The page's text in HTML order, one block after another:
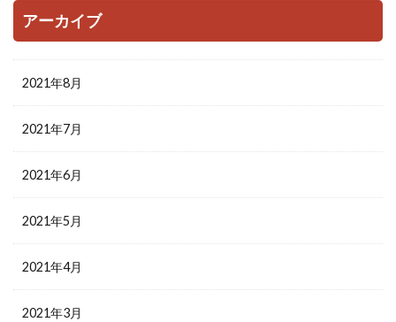
アーカイブ
2021年8月
2021年7月
2021年6月
2021年5月
2021年4月
2021年3月